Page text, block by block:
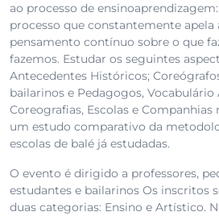
ao processo de
processo que constantemente
pensamento contínuo sobre o que
fazemos. Estudar os seguintes
Antecedentes Históricos;
bailarinos e Pedagogos, Vocabulário
Coreografias, Escolas e Companhias
um estudo comparativo da
escolas de balé já estudadas.
O evento é dirigido a professores,
estudantes e bailarinos Os inscritos
duas categorias: Ensino e Artístico.